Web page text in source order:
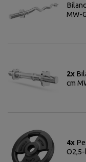
MW-
2x
cm
4x